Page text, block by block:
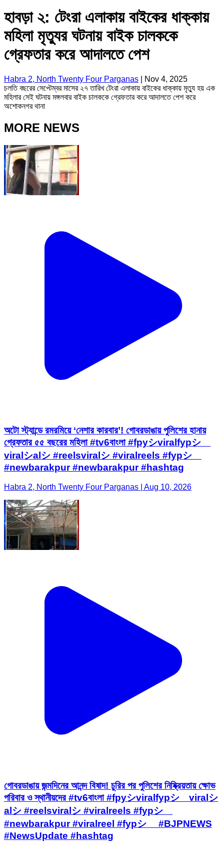
হাবড়া ২: টেংরা এলাকায় বাইকের ধাক্কায়
মহিলা মৃত্যুর ঘটনায় বাইক চালককে
গ্রেফতার করে আদালতে পেশ
Habra 2, North Twenty Four Parganas
Nov 4, 2025
চলতি বছরের সেপ্টেম্বর মাসের ২৭ তারিখ টেংরা এলাকায় বাইকের ধাক্কায় মৃত্যু হয় এক
মহিলার সেই ঘটনায় মঙ্গলবার বাইক চালককে গ্রেফতার করে আদালতে পেশ করে
অশোকনগর থানা
MORE NEWS
অটো স্ট্যান্ডে রমরমিয়ে ‘নেশার কারবার’! গোবরডাঙায় পুলিশের হানায়
গ্রেফতার ৫৫ বছরের মহিলা #tv6বাংলা #fpyシviralfypシ゚
viralシalシ #reelsviralシ #viralreels #fypシ゚
#newbarakpur #newbarakpur #hashtag
Habra 2, North Twenty Four Parganas | Aug 10, 2026
গোবরডাঙায় জন্মদিনের আনন্দ বিষাদ! চুরির পর পুলিশের নিষ্ক্রিয়তায় ক্ষোভ
পরিবার ও স্থানীয়দের #tv6বাংলা #fpyシviralfypシ゚viralシ
alシ #reelsviralシ #viralreels #fypシ゚
#newbarakpur #viralreel #fypシ゚ #BJPNEWS
#NewsUpdate #hashtag